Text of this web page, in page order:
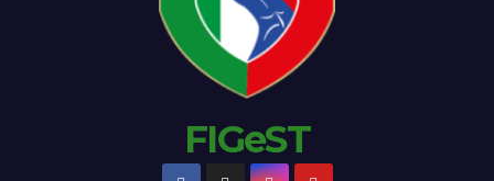
FIGeST